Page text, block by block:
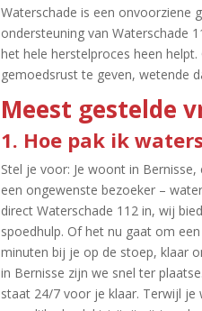
Waterschade is een onvoorziene
ondersteuning van Waterschade
het hele herstelproces heen
gemoedsrust te geven, wetende
Meest gestelde
1.​ Hoe pak ik
Stel je voor: Je woont in
een ongewenste bezoeker –
direct Waterschade 112 in, wij
spoedhulp.​ Of het nu gaat om
minuten bij je op de stoep, klaar
in Bernisse zijn we snel ter
staat 24/7 voor je klaar.​ Terwijl je